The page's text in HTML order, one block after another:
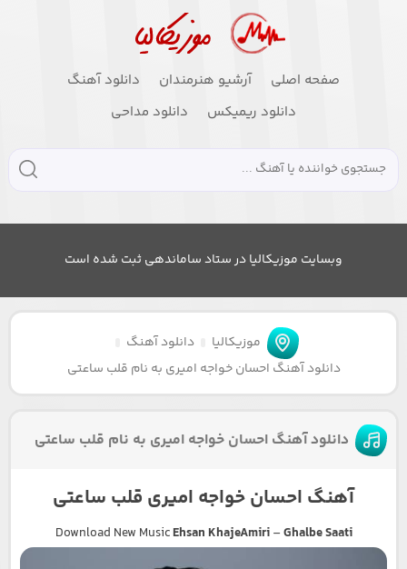
صفحه اصلی آرشیو هنرمندان
دانلود آهنگ
دانلود ریمیکس
دانلود مداحی
وبسایت موزیکالیا در ستاد ساماندهی ثبت شده است
موزیکالیا
دانلود آهنگ
دانلود آهنگ احسان خواجه امیری به نام قلب ساعتی
دانلود آهنگ احسان خواجه امیری به نام قلب ساعتی
آهنگ احسان خواجه امیری قلب ساعتی
Download New MusicEhsan KhajeAmiri–Ghalbe Saati